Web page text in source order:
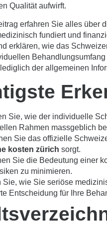
Qualität aufwirft.
erfahren Sie alles über
fundiert und
erklären, wie das
der allgemeinen
Sie, wie der individuelle
Rahmen massgeblich
Sie das offizielle
kosten zürich sorgt.
Sie die Bedeutung einer
zu minimieren.
Sie, wie Sie seriöse
Entscheidung für Ihre